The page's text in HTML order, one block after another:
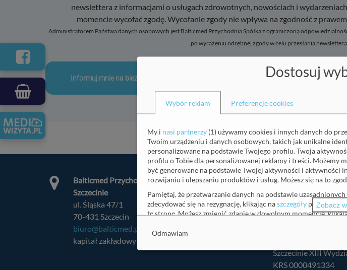
newslettera z informacjami o usługach zdrowotnych, nowościach i wydarzeniach na podany adres email. Przyjmuję do
momencie wycofać zgodę. Wycofanie zgody nie wpływa na zgodność z
Administratorem Państwa danych osobowych jest Balticmed Przychodnia Spółka z ograniczoną odpowiedzialnością z siedzibą w Szczecinie, ul. Śląska 47/1, 70-431 Szczecin.Dane służą rejestracji i obsłudze świadczeń oraz
po wyrażeniu odrębnej zgody w celu przesłania
Balticmed Przychodnia sp. z o.o. z siedzibą w
Szczecinie
ul. Śląska 47/1
70-431 Szczecin
biuro@balticmed.pl
kapitał zakładowy 8.500 zł
NIP: 955 235 34 45
REGON:
Księga rej. pod.
Spółka wpisana do
przez Sąd
Szczecinie XIII
KRS 0000491334
Dostosuj
Wybór reklam Preferencje cookies
My i nasi partnerzy (1) używamy cookies i innych danych do
Twoim urządzeniu i danych osobowych, takich jak unikalne
personalizowane na podstawie Twojego profilu. Twoja
profilu o Tobie dla personalizowanej reklamy i treści. Możemy
być generowane na podstawie Twojej aktywności i aktywności
rozwijaniu i ulepszaniu produktów i usług. Możesz się na to
Pamiętaj, że przetwarzanie danych na podstawie
zdecydować się na rezygnację, klikając naszczegóły pod
tę stronę. Możesz zmienić zdanie w dowolnym momencie,
Aby dowiedzieć się więcej, prosimy o zapoznanie się z naszą
Zobacz
Odmawiam